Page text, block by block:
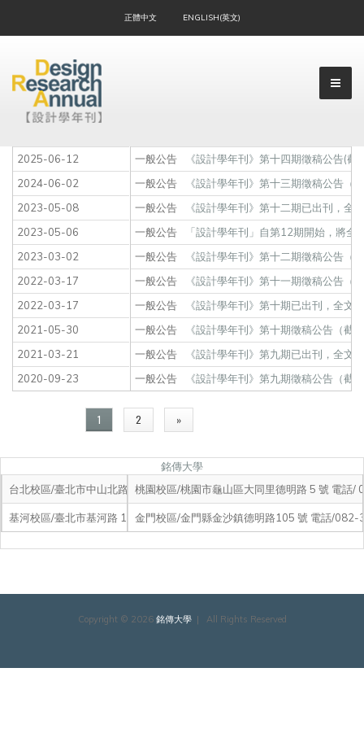
正體中文 ENGLISH(英文)
▼
一般公告
《設計學年刊》第十四期徵稿公告(
一般公告
《設計學年刊》第十三期徵稿公告
一般公告
《設計學年刊》第十二期已出刊，全
一般公告
「設計學年刊」自第12期開始，將
一般公告
《設計學年刊》第十二期徵稿公告
一般公告
《設計學年刊》第十一期徵稿公告
一般公告
《設計學年刊》第十期已出刊，全
一般公告
《設計學年刊》第十期徵稿公告（
一般公告
《設計學年刊》第九期已出刊，全文
一般公告
《設計學年刊》第九期徵稿公告（
2025-06-12
2024-06-02
2023-05-08
2023-05-06
2023-03-02
2022-03-17
2022-03-17
2021-05-30
2021-03-21
2020-09-23
1 2 »
銘傳大學
桃園校區/桃園市龜山區大同里德明路 5 號 電話
金門校區/金門縣金沙鎮德明路105 號 電話/
台北校區/臺北市中山北路五段 250 號 電話/02-2882-4564
基河校區/臺北市基河路 130 號 3 樓 電話/02-2882-4564
美國分校：Michigan Location Gilbertson Hall, Saginaw Valley State
Copyright © 2026 銘傳大學| All Rights Reserved